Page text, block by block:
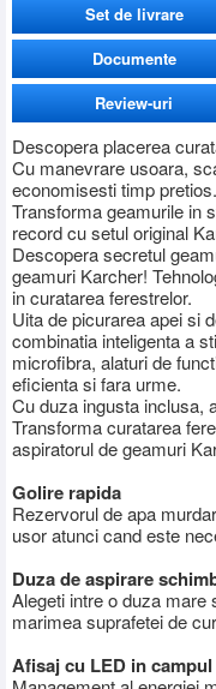
Descopera placerea
Cu manevrare usoara,
economisesti timp pretios.
Transforma geamurile in
record cu setul original
Descopera secretul
geamuri Karcher!
in curatarea ferestrelor.
Uita de picurarea apei si
combinatia inteligenta a
microfibra, alaturi de
eficienta si fara urme.
Cu duza ingusta inclusa,
Transforma curatarea
aspiratorul de geamuri
Golire rapida
Rezervorul de apa
usor atunci cand este
Duza de aspirare
Alegeti intre o duza mare
marimea suprafetei de
Afisaj cu LED in
Set de livrare
Documente
Review-uri